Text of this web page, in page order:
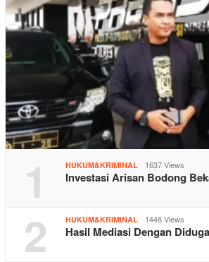
1 HUKUM&KRIMINAL 1637 Views
Investasi Arisan Bodong
2 HUKUM&KRIMINAL 1448 Views
Hasil Mediasi Dengan